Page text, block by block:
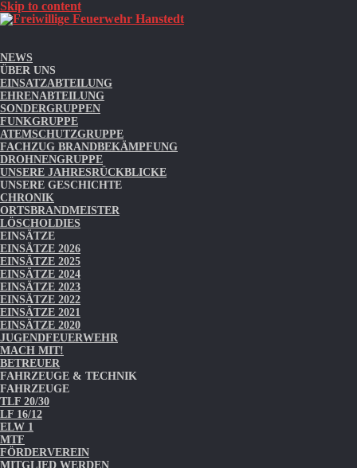
Skip to content
NEWS
ÜBER UNS
EINSATZABTEILUNG
EHRENABTEILUNG
SONDERGRUPPEN
FUNKGRUPPE
ATEMSCHUTZGRUPPE
FACHZUG BRANDBEKÄMPFUNG
DROHNENGRUPPE
UNSERE JAHRESRÜCKBLICKE
UNSERE GESCHICHTE
CHRONIK
ORTSBRANDMEISTER
LÖSCHOLDIES
EINSÄTZE
EINSÄTZE 2026
EINSÄTZE 2025
EINSÄTZE 2024
EINSÄTZE 2023
EINSÄTZE 2022
EINSÄTZE 2021
EINSÄTZE 2020
JUGENDFEUERWEHR
MACH MIT!
BETREUER
FAHRZEUGE & TECHNIK
FAHRZEUGE
TLF 20/30
LF 16/12
ELW 1
MTF
FÖRDERVEREIN
MITGLIED WERDEN